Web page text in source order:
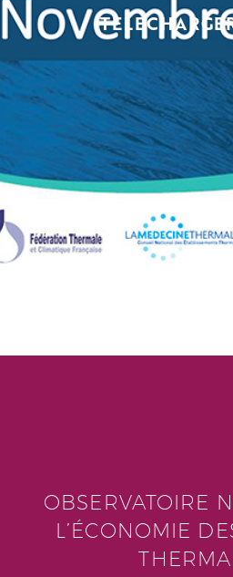
OBSERVATOIRE
L’ÉCONOMIE